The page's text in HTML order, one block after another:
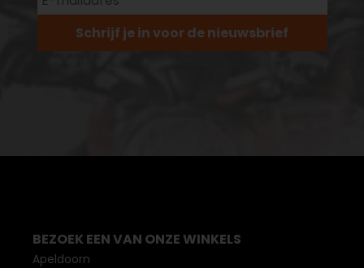
Schrijf je in voor de nieuwsbrief
BEZOEK EEN VAN ONZE WINKELS
Apeldoorn